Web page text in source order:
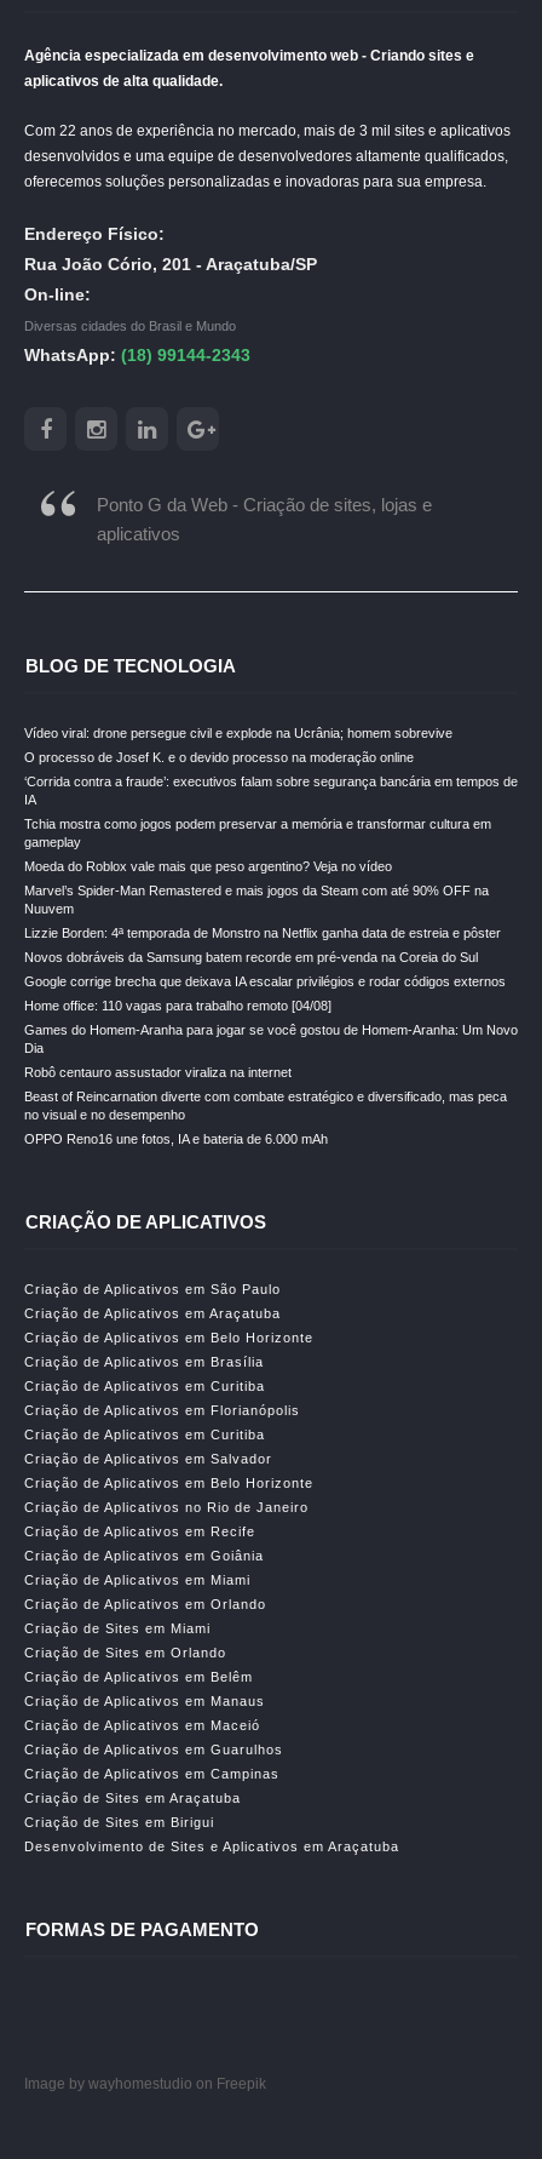
Agência especializada em desenvolvimento web - Criando sites e
aplicativos de alta qualidade.
Com 22 anos de experiência no mercado, mais de 3 mil sites e aplicativos
desenvolvidos e uma equipe de desenvolvedores altamente qualificados,
oferecemos soluções personalizadas e inovadoras para sua empresa.
Endereço Físico:
Rua João Cório, 201 - Araçatuba/SP
On-line:
Diversas cidades do Brasil e Mundo
WhatsApp: (18) 99144-2343
Ponto G da Web - Criação de sites, lojas e
aplicativos
BLOG DE TECNOLOGIA
Vídeo viral: drone persegue civil e explode na Ucrânia; homem sobrevive
O processo de Josef K. e o devido processo na moderação online
‘Corrida contra a fraude’: executivos falam sobre segurança bancária em tempos de
IA
Tchia mostra como jogos podem preservar a memória e transformar cultura em
gameplay
Moeda do Roblox vale mais que peso argentino? Veja no vídeo
Marvel’s Spider-Man Remastered e mais jogos da Steam com até 90% OFF na
Nuuvem
Lizzie Borden: 4ª temporada de Monstro na Netflix ganha data de estreia e pôster
Novos dobráveis da Samsung batem recorde em pré-venda na Coreia do Sul
Google corrige brecha que deixava IA escalar privilégios e rodar códigos externos
Home office: 110 vagas para trabalho remoto [04/08]
Games do Homem-Aranha para jogar se você gostou de Homem-Aranha: Um Novo
Dia
Robô centauro assustador viraliza na internet
Beast of Reincarnation diverte com combate estratégico e diversificado, mas peca
no visual e no desempenho
OPPO Reno16 une fotos, IA e bateria de 6.000 mAh
CRIAÇÃO DE APLICATIVOS
Criação de Aplicativos em São Paulo
Criação de Aplicativos em Araçatuba
Criação de Aplicativos em Belo Horizonte
Criação de Aplicativos em Brasília
Criação de Aplicativos em Curitiba
Criação de Aplicativos em Florianópolis
Criação de Aplicativos em Curitiba
Criação de Aplicativos em Salvador
Criação de Aplicativos em Belo Horizonte
Criação de Aplicativos no Rio de Janeiro
Criação de Aplicativos em Recife
Criação de Aplicativos em Goiânia
Criação de Aplicativos em Miami
Criação de Aplicativos em Orlando
Criação de Sites em Miami
Criação de Sites em Orlando
Criação de Aplicativos em Belêm
Criação de Aplicativos em Manaus
Criação de Aplicativos em Maceió
Criação de Aplicativos em Guarulhos
Criação de Aplicativos em Campinas
Criação de Sites em Araçatuba
Criação de Sites em Birigui
Desenvolvimento de Sites e Aplicativos em Araçatuba
FORMAS DE PAGAMENTO
Image by wayhomestudio on Freepik